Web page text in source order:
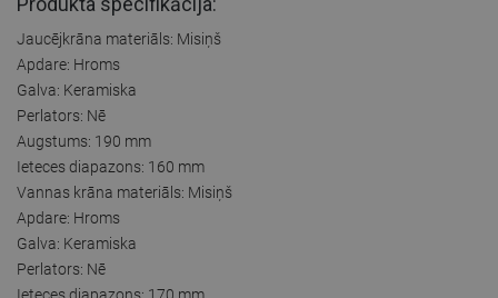
Jaucējkrāna materiāls: Misiņš
Apdare: Hroms
Galva: Keramiska
Perlators: Nē
Augstums: 190 mm
Ieteces diapazons: 160 mm
Vannas krāna materiāls: Misiņš
Apdare: Hroms
Galva: Keramiska
Perlators: Nē
Ieteces diapazons: 170 mm